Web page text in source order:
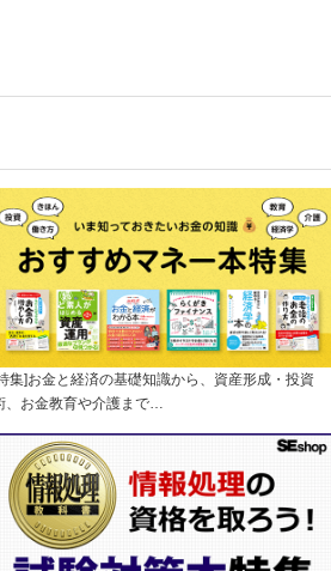
集]お金と経済の基礎知識から、資産形成・投資
、お金教育や介護まで…